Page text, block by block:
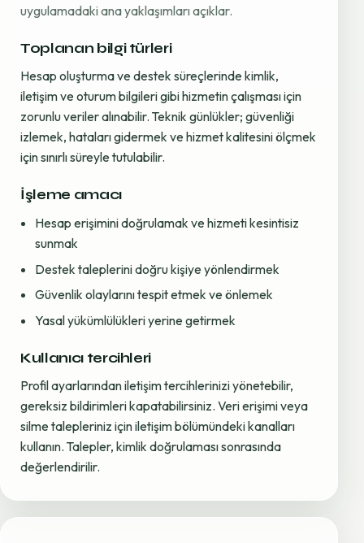
uygulamadaki ana yaklaşımları açıklar.
Toplanan bilgi türleri
Hesap oluşturma ve destek süreçlerinde kimlik,
iletişim ve oturum bilgileri gibi hizmetin çalışması için
zorunlu veriler alınabilir. Teknik günlükler; güvenliği
izlemek, hataları gidermek ve hizmet kalitesini ölçmek
için sınırlı süreyle tutulabilir.
İşleme amacı
Hesap erişimini doğrulamak ve hizmeti kesintisiz
sunmak
Destek taleplerini doğru kişiye yönlendirmek
Güvenlik olaylarını tespit etmek ve önlemek
Yasal yükümlülükleri yerine getirmek
Kullanıcı tercihleri
Profil ayarlarından iletişim tercihlerinizi yönetebilir,
gereksiz bildirimleri kapatabilirsiniz. Veri erişimi veya
silme talepleriniz için iletişim bölümündeki kanalları
kullanın. Talepler, kimlik doğrulaması sonrasında
değerlendirilir.